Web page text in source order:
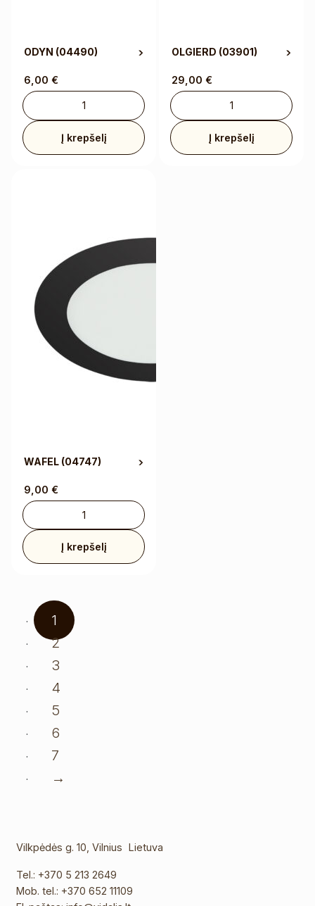
ODYN (04490)
6,00 €
Į krepšelį
OLGIERD (03901)
29,00 €
Į krepšelį
WAFEL (04747)
9,00 €
Į krepšelį
1
2
3
4
5
6
7
→
Vilkpėdės g. 10, Vilnius Lietuva
Tel.: +370 5 213 2649
Mob. tel.: +370 652 11109